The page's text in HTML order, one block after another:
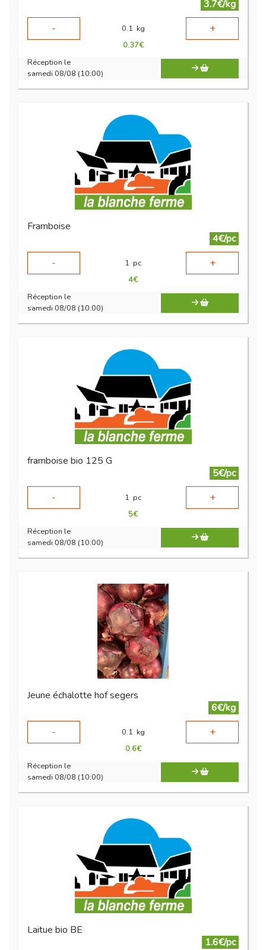
3.7€/kg
-
0.1 kg +
0.37€
Réception le
samedi 08/08 (10:00)
Framboise
4€/pc
-
1 pc +
4€
Réception le
samedi 08/08 (10:00)
framboise bio 125 G
5€/pc
-
1 pc +
5€
Réception le
samedi 08/08 (10:00)
Jeune échalotte hof segers
6€/kg
-
0.1 kg +
0.6€
Réception le
samedi 08/08 (10:00)
Laitue bio BE
1.6€/pc